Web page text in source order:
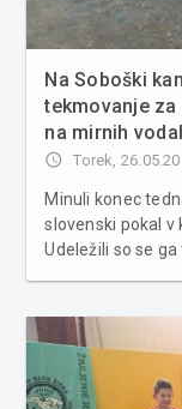
Na Soboški
tekmovanje za
na mirnih
access_time Torek,
Minuli konec
slovenski pokal v
Udeležili so se
tekmovanje...